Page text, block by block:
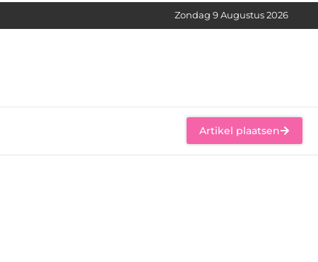
Zondag 9 Augustus 2026
Artikel plaatsen